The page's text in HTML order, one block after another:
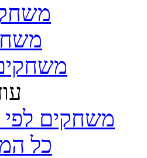
משחקים לפי
כל